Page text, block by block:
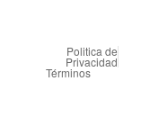
Politica de
Privacidad
Términos